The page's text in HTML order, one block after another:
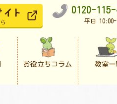
0120-115-
平日 10:00-
お役立ちコラム 教室一